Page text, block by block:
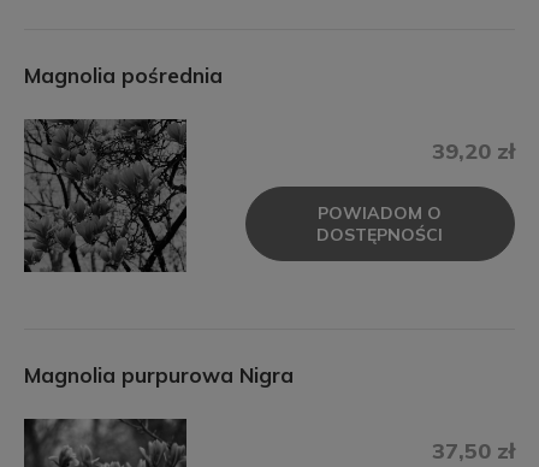
Magnolia pośrednia
39,20 zł
POWIADOM O
DOSTĘPNOŚCI
Magnolia purpurowa Nigra
37,50 zł